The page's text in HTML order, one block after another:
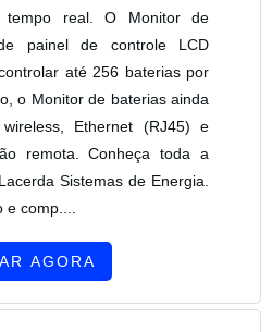
tempo real. O Monitor de
painel de controle LCD
até 256 baterias por
o Monitor de baterias ainda
Ethernet (RJ45) e
remota. Conheça toda a
Sistemas de Energia.
comp....
AGORA